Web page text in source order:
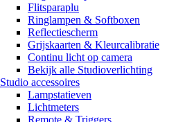
Flitsparaplu
Ringlampen & Softboxen
Reflectiescherm
Grijskaarten & Kleurcalibratie
Continu licht op camera
Bekijk alle Studioverlichting
Studio accessoires
Lampstatieven
Lichtmeters
Remote & Triggers